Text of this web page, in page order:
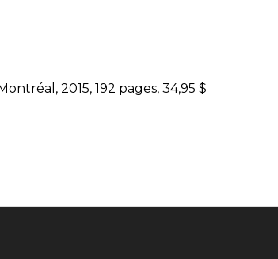
2015, 192 pages, 34,95 $